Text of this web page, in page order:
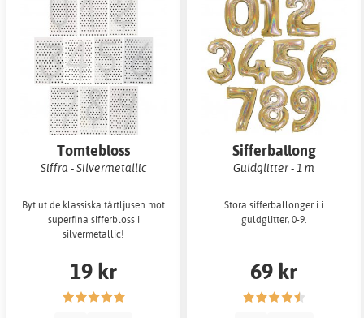
BALLONGER AROMER/ESSENSER
MÖHIPPA FÖDELSEDAGSFEST
Tomtebloss
Siffra - Silvermetallic
Byt ut de klassiska tårtljusen mot
superfina sifferbloss i
silvermetallic!
19 kr
Sifferballong
Guldglitter - 1 m
Stora sifferballonger i i
guldglitter, 0-9.
69 kr